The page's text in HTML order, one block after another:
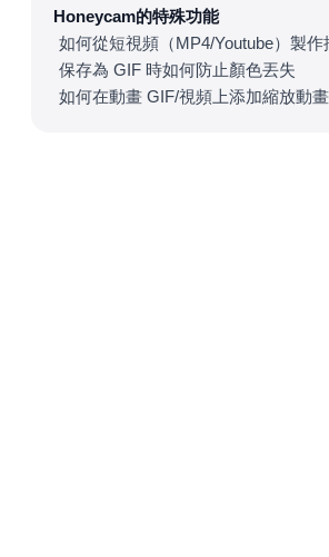
Honeycam的特殊功能
保存為 GIF 時如何防止顏色丟失
如何在動畫 GIF/視頻上添加縮放動